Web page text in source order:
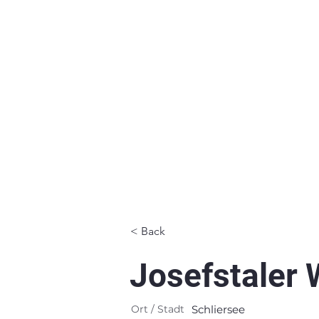
< Back
Josefstaler
Ort / Stadt
Schliersee